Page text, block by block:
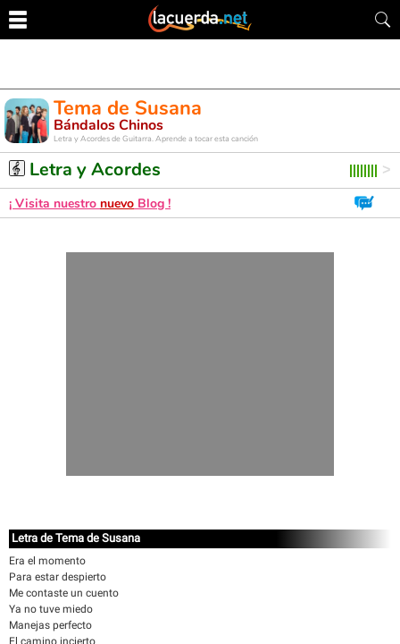
Tema de Susana
Bándalos Chinos
Letra y Acordes de Guitarra. Aprende a tocar esta canción
Letra y Acordes
¡ Visita nuestro nuevo Blog !
Letra de Tema de Susana
Era el momento
Para estar despierto
Me contaste un cuento
Ya no tuve miedo
Manejas perfecto
El camino incierto